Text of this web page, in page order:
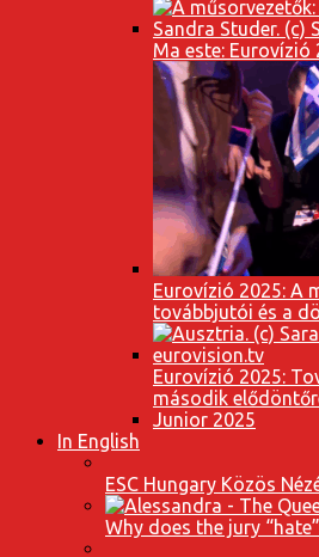
Ma este: Eurovízió
Eurovízió 2025: A
továbbjutói és a
Eurovízió 2025:
második
Junior 2025
In English
ESC Hungary Közös
Why does the jury